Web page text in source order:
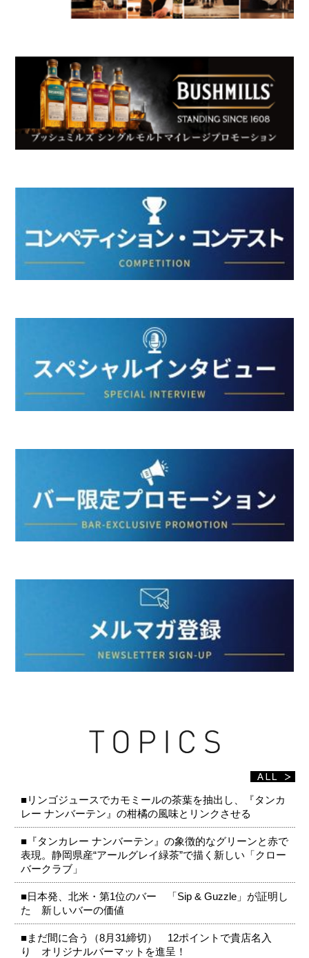
■リンゴジュースでカモミールの茶葉を抽出し、『タンカ
レー ナンバーテン』の柑橘の風味とリンクさせる
■『タンカレー ナンバーテン』の象徴的なグリーンと赤で
表現。静岡県産“アールグレイ緑茶”で描く新しい「クロー
バークラブ」
■日本発、北米・第1位のバー 「Sip & Guzzle」が証明し
た 新しいバーの価値
■まだ間に合う（8月31締切） 12ポイントで貴店名入
り オリジナルバーマットを進呈！